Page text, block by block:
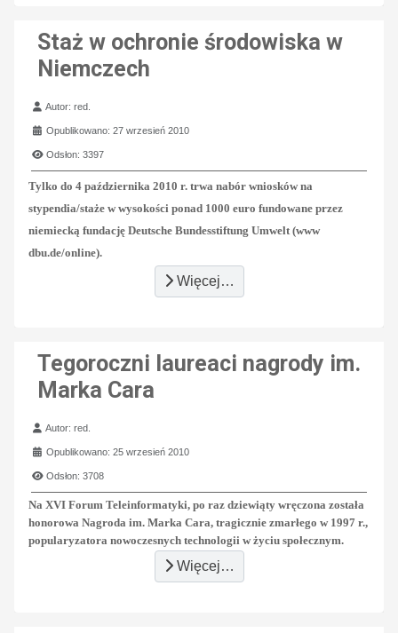
Staż w ochronie środowiska w
Niemczech
Szczegóły
Autor:red.
Opublikowano: 27 wrzesień 2010
Odsłon: 3397
Tylko do 4 października 2010 r. trwa nabór wniosków na
stypendia/staże w wysokości ponad 1000 euro fundowane przez
niemiecką fundację Deutsche Bundesstiftung Umwelt (www
dbu.de/online).
Więcej…
Tegoroczni laureaci nagrody im.
Marka Cara
Szczegóły
Autor:red.
Opublikowano: 25 wrzesień 2010
Odsłon: 3708
Na XVI Forum Teleinformatyki, po raz dziewiąty wręczona została
honorowa Nagroda im. Marka Cara, tragicznie zmarłego w 1997 r.,
popularyzatora nowoczesnych technologii w życiu społecznym.
Więcej…